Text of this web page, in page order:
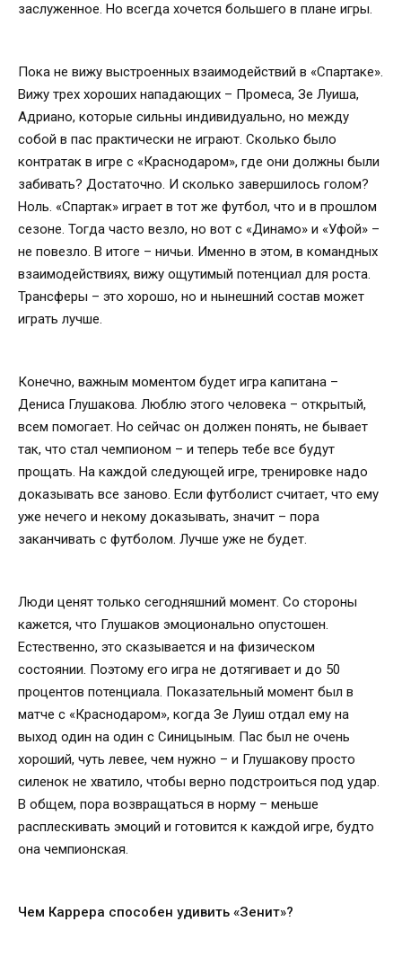
заслуженное. Но всегда хочется большего в плане игры.
Пока не вижу выстроенных взаимодействий в «Спартаке».
Вижу трех хороших нападающих – Промеса, Зе Луиша,
Адриано, которые сильны индивидуально, но между
собой в пас практически не играют. Сколько было
контратак в игре с «Краснодаром», где они должны были
забивать? Достаточно. И сколько завершилось голом?
Ноль. «Спартак» играет в тот же футбол, что и в прошлом
сезоне. Тогда часто везло, но вот с «Динамо» и «Уфой» –
не повезло. В итоге – ничьи. Именно в этом, в командных
взаимодействиях, вижу ощутимый потенциал для роста.
Трансферы – это хорошо, но и нынешний состав может
играть лучше.
Конечно, важным моментом будет игра капитана –
Дениса Глушакова. Люблю этого человека – открытый,
всем помогает. Но сейчас он должен понять, не бывает
так, что стал чемпионом – и теперь тебе все будут
прощать. На каждой следующей игре, тренировке надо
доказывать все заново. Если футболист считает, что ему
уже нечего и некому доказывать, значит – пора
заканчивать с футболом. Лучше уже не будет.
Люди ценят только сегодняшний момент. Со стороны
кажется, что Глушаков эмоционально опустошен.
Естественно, это сказывается и на физическом
состоянии. Поэтому его игра не дотягивает и до 50
процентов потенциала. Показательный момент был в
матче с «Краснодаром», когда Зе Луиш отдал ему на
выход один на один с Синицыным. Пас был не очень
хороший, чуть левее, чем нужно – и Глушакову просто
силенок не хватило, чтобы верно подстроиться под удар.
В общем, пора возвращаться в норму – меньше
расплескивать эмоций и готовится к каждой игре, будто
она чемпионская.
Чем Каррера способен удивить «Зенит»?